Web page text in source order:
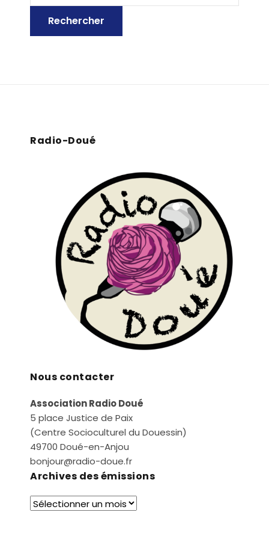
Radio-Doué
Nous contacter
Association Radio Doué
5 place Justice de Paix
(Centre Socioculturel du Douessin)
49700 Doué-en-Anjou
bonjour@radio-doue.fr
Archives des émissions